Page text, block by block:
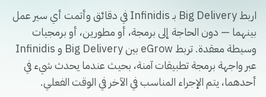
اربط Big Delivery بـ Infinidis في دقائق وأتمت أي سير عمل
بينهما — دون الحاجة إلى برمجة، أو مطورين، أو برمجيات
وسيطة معقدة. تربط eGrow بين Big Delivery و Infinidis
عبر واجهة برمجة تطبيقات آمنة، بحيث عندما يحدث شيء في
أحدهما، يتم الإجراء المناسب في الآخر في الوقت الفعلي.